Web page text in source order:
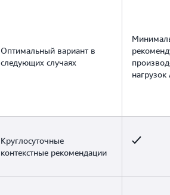
Оптимальный вариант в
следующих случаях
нагрузок
Круглосуточные
контекстные рекомендации